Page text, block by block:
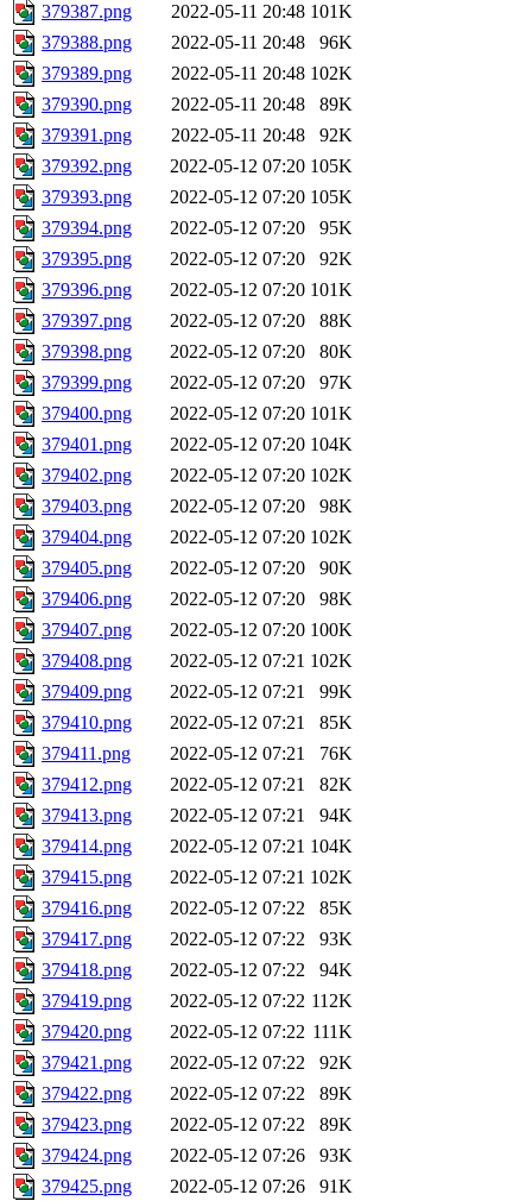
379387.png
2022-05-11 20:48 101K
379388.png
2022-05-11 20:48
96K
379389.png
2022-05-11 20:48 102K
379390.png
2022-05-11 20:48
89K
379391.png
2022-05-11 20:48
92K
379392.png
2022-05-12 07:20 105K
379393.png
2022-05-12 07:20 105K
379394.png
2022-05-12 07:20
95K
379395.png
2022-05-12 07:20
92K
379396.png
2022-05-12 07:20 101K
379397.png
2022-05-12 07:20
88K
379398.png
2022-05-12 07:20
80K
379399.png
2022-05-12 07:20
97K
379400.png
2022-05-12 07:20 101K
379401.png
2022-05-12 07:20 104K
379402.png
2022-05-12 07:20 102K
379403.png
2022-05-12 07:20
98K
379404.png
2022-05-12 07:20 102K
379405.png
2022-05-12 07:20
90K
379406.png
2022-05-12 07:20
98K
379407.png
2022-05-12 07:20 100K
379408.png
2022-05-12 07:21 102K
379409.png
2022-05-12 07:21
99K
379410.png
2022-05-12 07:21
85K
379411.png
2022-05-12 07:21
76K
379412.png
2022-05-12 07:21
82K
379413.png
2022-05-12 07:21
94K
379414.png
2022-05-12 07:21 104K
379415.png
2022-05-12 07:21 102K
379416.png
2022-05-12 07:22
85K
379417.png
2022-05-12 07:22
93K
379418.png
2022-05-12 07:22
94K
379419.png
2022-05-12 07:22 112K
379420.png
2022-05-12 07:22 111K
379421.png
2022-05-12 07:22
92K
379422.png
2022-05-12 07:22
89K
379423.png
2022-05-12 07:22
89K
379424.png
2022-05-12 07:26
93K
379425.png
2022-05-12 07:26
91K